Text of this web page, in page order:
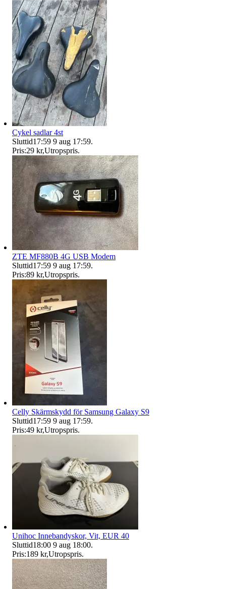
Cykel sadlar 4st
Sluttid17:59 9 aug 17:59.
Pris:29 kr,Utropspris.
ZTE MF880B 4G USB Modem
Sluttid17:59 9 aug 17:59.
Pris:89 kr,Utropspris.
Celly Skärmskydd för Samsung Galaxy S9
Sluttid17:59 9 aug 17:59.
Pris:49 kr,Utropspris.
Unihoc Innebandyskor, Vit, EUR 40
Sluttid18:00 9 aug 18:00.
Pris:189 kr,Utropspris.